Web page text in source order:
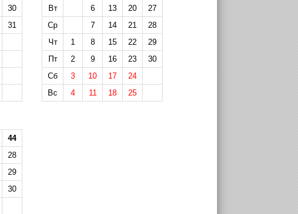
30
31
Вт
6 13 20
27
Ср
7 14 21
28
Чт
1 8 15 22
29
Пт
2 9 16 23
30
Сб
3 10 17
24
Вс
4 11 18 25
44
28
29
30